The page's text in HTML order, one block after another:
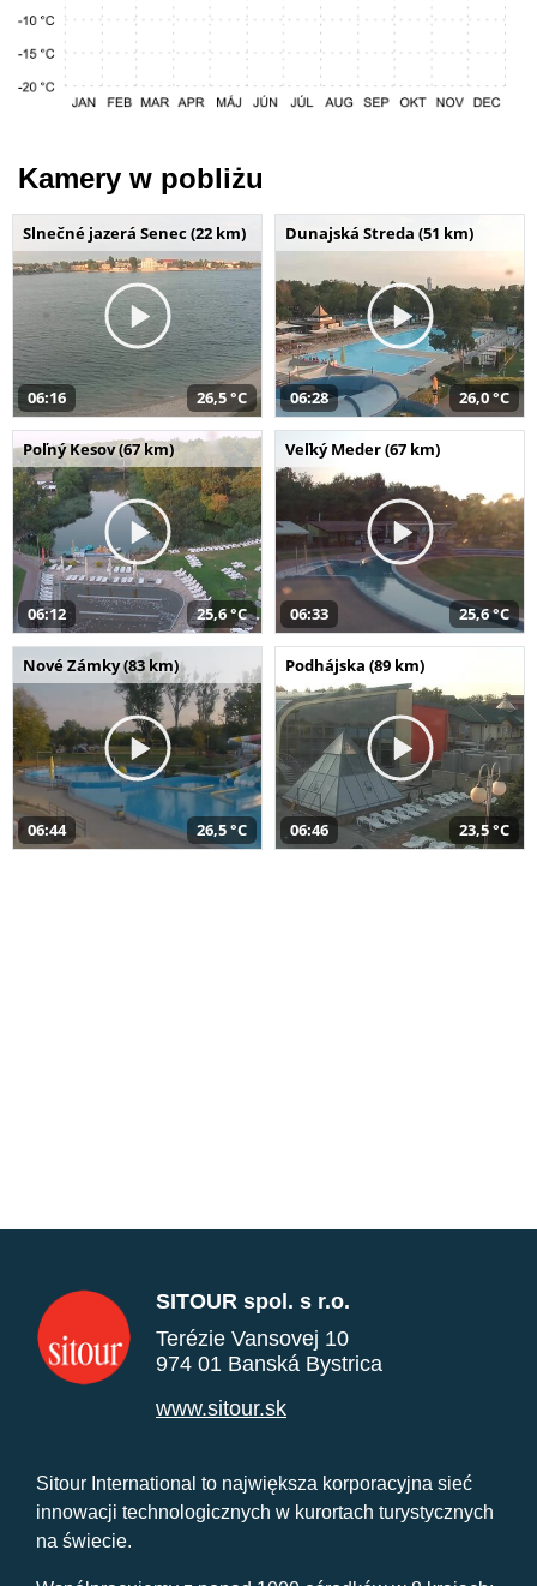
Kamery w pobliżu
Slnečné jazerá Senec (22 km)
06:16 26,5 °C
Dunajská Streda (51 km)
06:28 26,0 °C
Poľný Kesov (67 km)
06:12 25,6 °C
Veľký Meder (67 km)
06:33 25,6 °C
Nové Zámky (83 km)
06:44 26,5 °C
Podhájska (89 km)
06:46 23,5 °C
SITOUR spol. s r.o.
Terézie Vansovej 10
974 01 Banská Bystrica
www.sitour.sk
Sitour International to największa korporacyjna sieć
innowacji technologicznych w kurortach turystycznych
na świecie.